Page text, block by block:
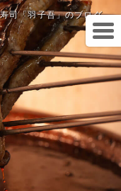
司「羽子吾」のブログ